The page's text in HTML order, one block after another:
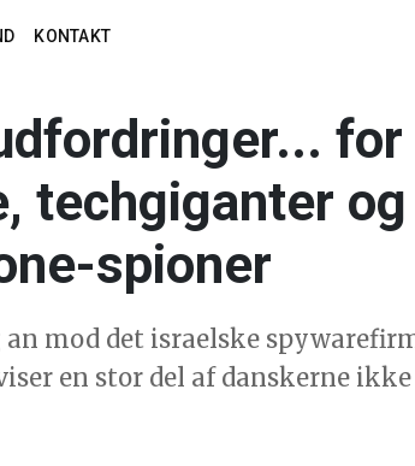
KONTAKT
for
techgiganter
spioner
mod det israelske
en stor del af danskerne